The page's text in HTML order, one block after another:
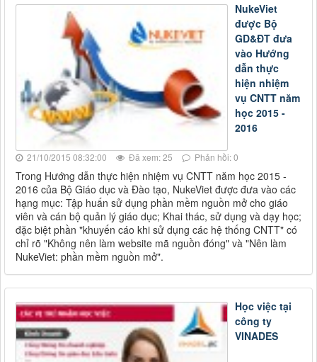
NukeViet
được Bộ
GD&ĐT đưa
vào Hướng
dẫn thực
hiện nhiệm
vụ CNTT năm
học 2015 -
2016
21/10/2015 08:32:00 Đã xem: 25 Phản hồi: 0
Trong Hướng dẫn thực hiện nhiệm vụ CNTT năm học 2015 -
2016 của Bộ Giáo dục và Đào tạo, NukeViet được đưa vào các
hạng mục: Tập huấn sử dụng phần mềm nguồn mở cho giáo
viên và cán bộ quản lý giáo dục; Khai thác, sử dụng và dạy học;
đặc biệt phần "khuyến cáo khi sử dụng các hệ thống CNTT" có
chỉ rõ "Không nên làm website mã nguồn đóng" và "Nên làm
NukeViet: phần mềm nguồn mở".
Học việc tại
công ty
VINADES